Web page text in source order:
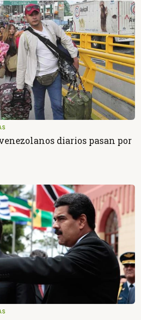
diarios pasan por